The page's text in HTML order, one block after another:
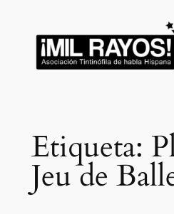
contenido
Etiqueta:
Jeu de